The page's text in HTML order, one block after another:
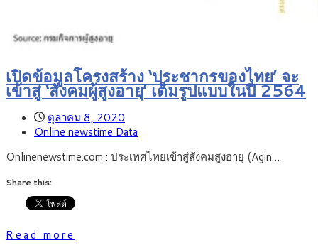
เปิดข้อมูลโครงสร้าง ‘ประชากรของไทย’ จะ
เข้าสู่ ‘สังคมผู้สูงอายุ’ เต็มรูปแบบในปี 2564
ตุลาคม 8, 2020
Online newstime Data
Onlinenewstime.com : ประเทศไทยเข้าสู่สังคมสูงอายุ (Agin…
Share this:
Read more